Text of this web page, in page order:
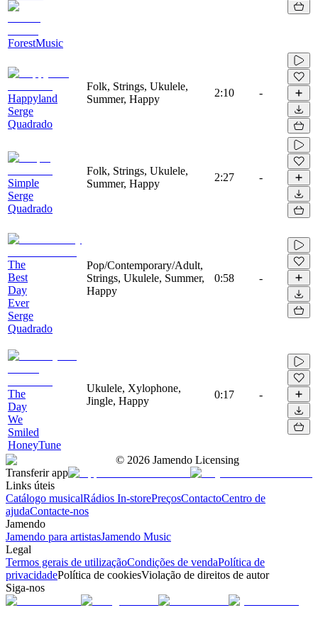
ForestMusic
Happyland
Serge
Quadrado
Folk, Strings, Ukulele,
Summer, Happy
2:10 -
Simple
Serge
Quadrado
Folk, Strings, Ukulele,
Summer, Happy
2:27 -
The
Best
Day
Ever
Serge
Quadrado
Pop/Contemporary/Adult,
Strings, Ukulele, Summer,
Happy
0:58 -
The
Day
We
Smiled
HoneyTune
Ukulele, Xylophone,
Jingle, Happy
0:17 -
© 2026 Jamendo Licensing
Transferir app
Links úteis
Catálogo musicalRádios In-storePreçosContactoCentro de
ajudaContacte-nos
Jamendo
Jamendo para artistasJamendo Music
Legal
Termos gerais de utilizaçãoCondições de vendaPolítica de
privacidadePolítica de cookiesViolação de direitos de autor
Siga-nos